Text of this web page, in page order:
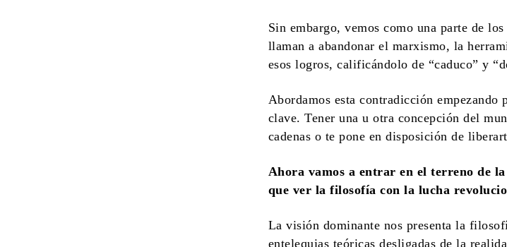
Sin embargo, vemos como una parte de
llaman a abandonar el marxismo, la
esos logros, calificándolo de “caduco” y
Abordamos esta contradicción empezando
clave. Tener una u otra concepción del
cadenas o te pone en disposición de
Ahora vamos a entrar en el terreno de
que ver la filosofía con la lucha
La visión dominante nos presenta la
entelequias teóricas desligadas de la